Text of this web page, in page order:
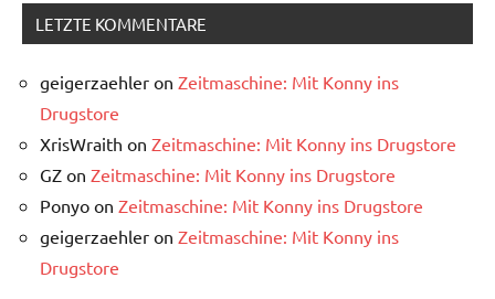
LETZTE KOMMENTARE
geigerzaehler on Zeitmaschine: Mit Konny ins
Drugstore
XrisWraith on Zeitmaschine: Mit Konny ins Drugstore
GZ on Zeitmaschine: Mit Konny ins Drugstore
Ponyo on Zeitmaschine: Mit Konny ins Drugstore
geigerzaehler on Zeitmaschine: Mit Konny ins
Drugstore